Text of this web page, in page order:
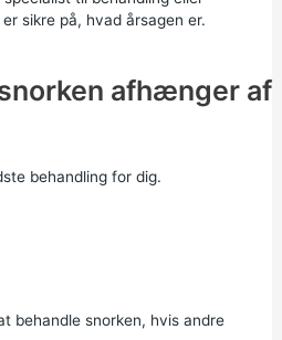
sikre på, hvad årsagen er.
afhænger af
behandling for dig.
behandle snorken, hvis andre